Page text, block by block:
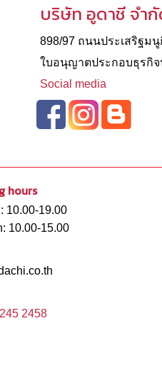
บริษัท อูดาชี จำ
898/97 ถนนประเสริฐม
ใบอนุญาตประกอบธุรกิจ
Social media
hours
10.00-19.00
10.00-15.00
2458